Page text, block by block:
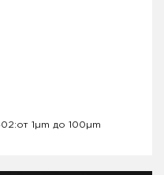
1µm до 100µm